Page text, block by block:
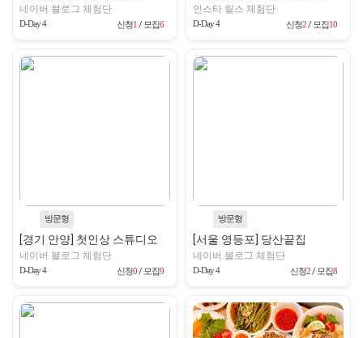
네이버 블로그 체험단
D-Day 4 신청1 / 모집6
인스타 릴스 체험단
D-Day 4 신청2/ 모집10
방문형
[경기 안양] 첫인상 스튜디오
네이버 블로그 체험단
D-Day 4 신청0/ 모집9
방문형
[서울 영등포] 당산끝집
네이버 블로그 체험단
D-Day 4 신청2/ 모집8